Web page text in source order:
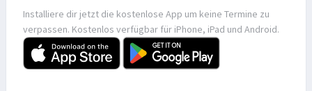
Installiere dir jetzt die kostenlose App um keine Termine zu
verpassen. Kostenlos verfügbar für iPhone, iPad und Android.